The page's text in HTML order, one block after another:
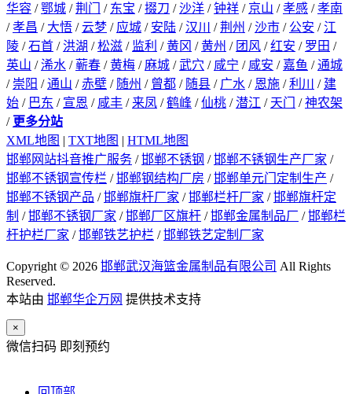
华容 /鄂城 /荆门 / 东宝 /掇刀 /沙洋 /钟祥 / 京山 /孝感 /孝南
/孝昌 / 大悟 /云梦 / 应城 / 安陆 /汉川 /荆州 /沙市 / 公安 / 江
陵 /石首 / 洪湖 /松滋 / 监利 /黄冈 /黄州 / 团风 /红安 / 罗田 /
英山 /浠水 /蕲春 /黄梅 / 麻城 /武穴 / 咸宁 / 咸安 / 嘉鱼 /通城
/ 崇阳 /通山 /赤壁 / 随州 / 曾都 / 随县 / 广水 / 恩施 /利川 / 建
始 / 巴东 / 宣恩 / 咸丰 / 来凤 /鹤峰 /仙桃 /潜江 / 天门 /神农架
/ 更多分站
XML地图 | TXT地图 | HTML地图
邯郸网站抖音推广服务 /邯郸不锈钢 /邯郸不锈钢生产厂家 /
邯郸不锈钢宣传栏 /邯郸钢结构厂房 /邯郸单元门定制生产 /
邯郸不锈钢产品 /邯郸旗杆厂家 /邯郸栏杆厂家 /邯郸旗杆定
制 /邯郸不锈钢厂家 /邯郸厂区旗杆 /邯郸金属制品厂 /邯郸栏
杆护栏厂家 /邯郸铁艺护栏 /邯郸铁艺定制厂家
Copyright © 2026 邯郸武汉海篮金属制品有限公司 All Rights
Reserved.
本站由 邯郸华企万网 提供技术支持
×
微信扫码 即刻预约